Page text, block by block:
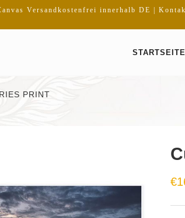
Versandkostenfrei innerhalb DE |
STARTSEITE
PRINT